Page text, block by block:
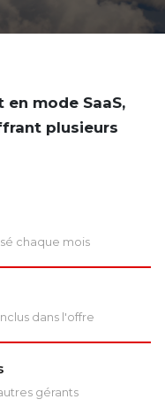
mode SaaS,
plusieurs
chaque mois
dans l'offre
gérants